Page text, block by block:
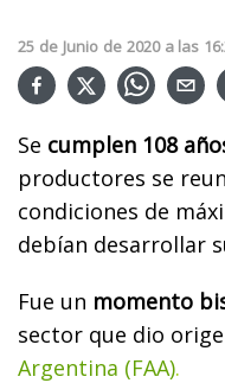
25 de Junio de 2020 a las
Se cumplen 108
productores se
condiciones de
debían desarrollar
Fue un momento
sector que dio
Argentina (FAA).